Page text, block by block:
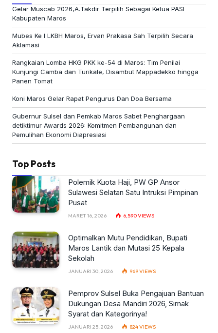
Gelar Muscab 2026,A.Takdir Terpilih Sebagai Ketua PASI
Kabupaten Maros
Mubes Ke I LKBH Maros, Ervan Prakasa Sah Terpilih Secara
Aklamasi
Rangkaian Lomba HKG PKK ke-54 di Maros: Tim Penilai
Kunjungi Camba dan Turikale, Disambut Mappadekko hingga
Panen Tomat
Koni Maros Gelar Rapat Pengurus Dan Doa Bersama
Gubernur Sulsel dan Pemkab Maros Sabet Penghargaan
detiktimur Awards 2026: Komitmen Pembangunan dan
Pemulihan Ekonomi Diapresiasi
Top Posts
Polemik Kuota Haji, PW GP Ansor
Sulawesi Selatan Satu Intruksi Pimpinan
Pusat
MARET 16, 2026 6,590VIEWS
Optimalkan Mutu Pendidikan, Bupati
Maros Lantik dan Mutasi 25 Kepala
Sekolah
JANUARI 30, 2026 969VIEWS
Pemprov Sulsel Buka Pengajuan Bantuan
Dukungan Desa Mandiri 2026, Simak
Syarat dan Kategorinya!
JANUARI 25, 2026 824VIEWS